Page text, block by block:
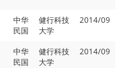
中华
民国
健行科技
大学
2014/09
中华
民国
健行科技
大学
2014/09